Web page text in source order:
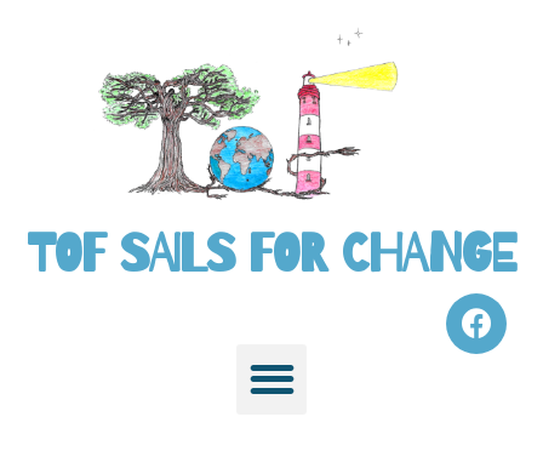
TOF SAILS FOR CHANGE